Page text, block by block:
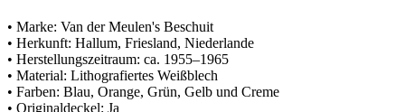
• Marke: Van der Meulen's Beschuit
• Herkunft: Hallum, Friesland, Niederlande
• Herstellungszeitraum: ca. 1955–1965
• Material: Lithografiertes Weißblech
• Farben: Blau, Orange, Grün, Gelb und Creme
• Originaldeckel: Ja